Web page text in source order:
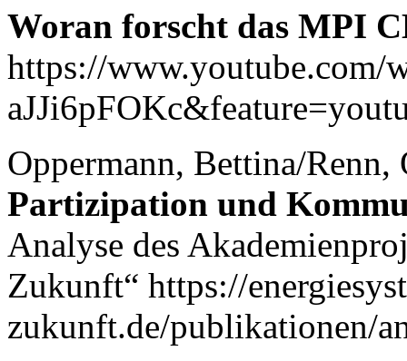
Woran forscht das MPI
https://www.youtube.com/
Oppermann, Bettina/
Partizipation und
Analyse des
Zukunft“ https://
zukunft.de/publikationen/